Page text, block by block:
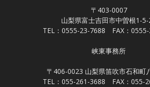
〒403-0007
山梨県富士吉田市中曽根1-5-
TEL：0555-23-7688 FAX：
峡東事務所
〒406-0023 山梨県笛吹市石和町
TEL：055-261-3688 FAX：055-